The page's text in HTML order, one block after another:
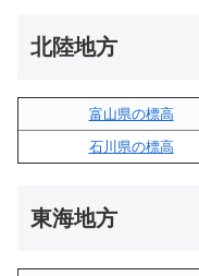
北陸地方
富山県の標高
石川県の標高
東海地方